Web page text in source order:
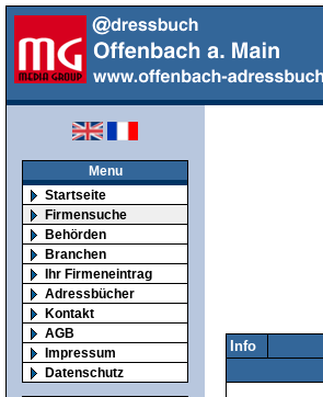
Menu
Startseite
Firmensuche
Behörden
Branchen
Ihr Firmeneintrag
Adressbücher
Kontakt
AGB
Impressum
Datenschutz
Info